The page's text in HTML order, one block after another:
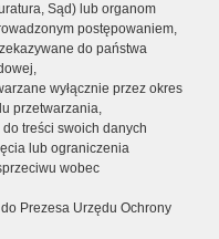
Sąd) lub organom
postępowaniem,
do państwa
wyłącznie przez okres
przetwarzania,
treści swoich danych
lub ograniczenia
wobec
Prezesa Urzędu Ochrony